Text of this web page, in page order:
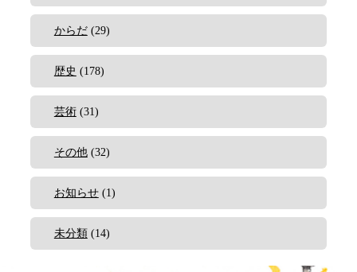
からだ(29)
歴史 (178)
芸術(31)
その他(32)
お知らせ(1)
未分類(14)